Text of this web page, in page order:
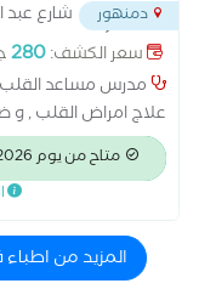
دمنهور
شارع عبد
الإجتماعي أمام مدخل فتح
سعر الكشف:280
مدرس مساعد القلب
علاج امراض القلب , و
القلب و الشرايين ,
الاكلينيكي و اشعه
متاح من يوم 2026-08-08
المزيد من